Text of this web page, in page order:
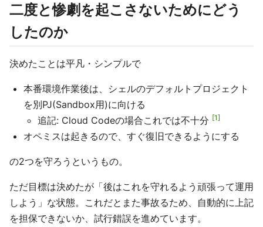
二度と惨劇を起こさないためにどう
したのか
決めたことは平凡・シンプルで
本番環境作業後は、シェルのデフォルトプロジェクト
を別PJ(Sandbox用)に向ける
追記: Cloud Codeの場合これでは不十分
1
オペミスは起きるので、すぐ復旧できるようにする
の2つを守ろうというもの。
ただ目標は決めたが「後はこれを守れるよう頑張って運用
しよう」な状態。これだとまた事故るため、自動的に上記
を担保できないか、試行錯誤を進めています。